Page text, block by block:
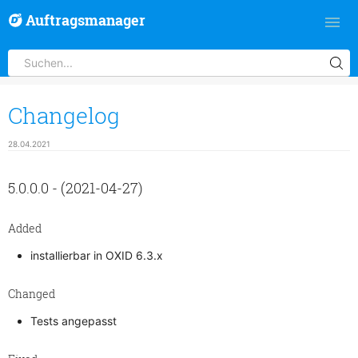
Auftragsmanager
Changelog
28.04.2021
5.0.0.0 - (2021-04-27)
Added
installierbar in OXID 6.3.x
Changed
Tests angepasst